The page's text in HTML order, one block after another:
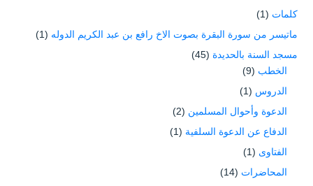
كلمات (1)
ماتيسر من سورة البقرة بصوت الاخ رافع بن عبد الكريم الدوله (1)
مسجد السنة بالحديدة (45)
الخطب (9)
الدروس (1)
الدعوة وأحوال المسلمين (2)
الدفاع عن الدعوة السلفية (1)
الفتاوى (1)
المحاضرات (14)